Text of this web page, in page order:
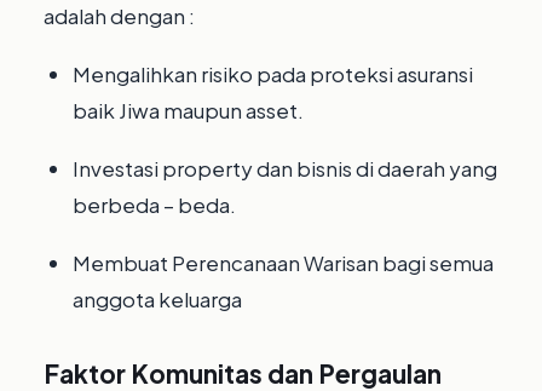
adalah dengan :
Mengalihkan risiko pada proteksi asuransi
baik Jiwa maupun asset.
Investasi property dan bisnis di daerah yang
berbeda – beda.
Membuat Perencanaan Warisan bagi semua
anggota keluarga
Faktor Komunitas dan Pergaulan